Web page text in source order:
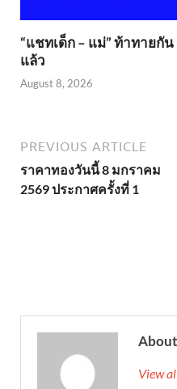
“แชทเด็ก – แม่” ท้าทายกั
แล้ว
August 8, 2026
PREVIOUS ARTICLE
ราคาทองวันนี้ 8 มกราคม
2569 ประกาศครั้งที่ 1
View